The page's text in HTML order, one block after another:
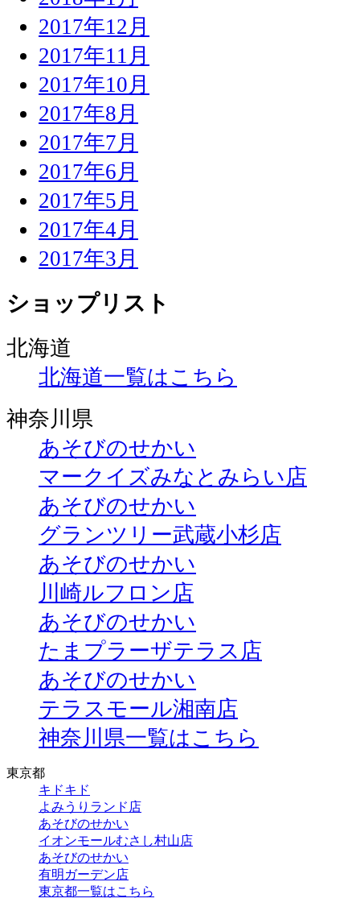
2017年12月
2017年11月
2017年10月
2017年8月
2017年7月
2017年6月
2017年5月
2017年4月
2017年3月
ショップリスト
北海道
北海道一覧はこちら
神奈川県
あそびのせかい
マークイズみなとみらい店
あそびのせかい
グランツリー武蔵小杉店
あそびのせかい
川崎ルフロン店
あそびのせかい
たまプラーザテラス店
あそびのせかい
テラスモール湘南店
神奈川県一覧はこちら
東京都
キドキド
よみうりランド店
あそびのせかい
イオンモールむさし村山店
あそびのせかい
有明ガーデン店
東京都一覧はこちら